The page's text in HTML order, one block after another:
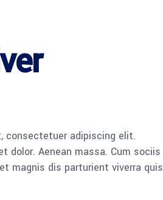
consectetuer adipiscing elit.
dolor. Aenean massa. Cum sociis
magnis dis parturient viverra quis